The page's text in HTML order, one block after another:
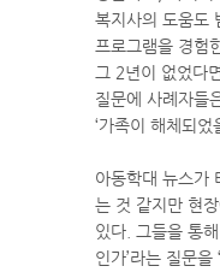
복지사의 도움도
프로그램을 경험
그 2년이 없었다
질문에 사례자들
‘가족이 해체되었
아동학대 뉴스가
는 것 같지만 현
있다. 그들을 통
인가’라는 질문